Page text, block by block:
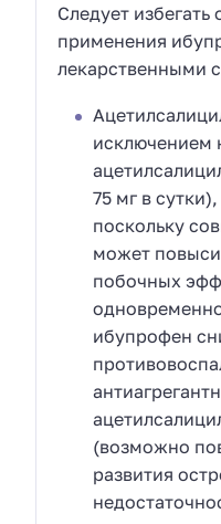
Следует
применения
лекарственными
исключением
75 мг в
поскольку
может
побочных
ибупрофен
(возможно
развития